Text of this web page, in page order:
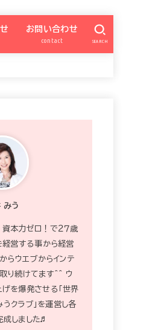
お問い合わせ
contact SEARCH
みう
本力ゼロ！で２７歳
経営する事から経営
ウエブからインテ
り続けてます^^ ウ
を爆発させる「世界
クラブ」を運営し各
しました♬